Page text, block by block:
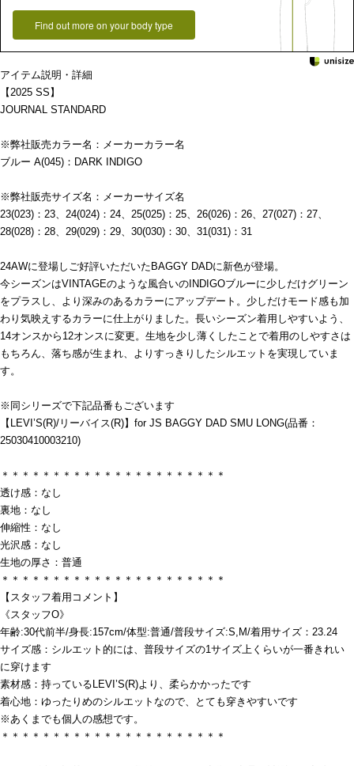
Find out more on your body type
アイテム説明・詳細
【2025 SS】
JOURNAL STANDARD
※弊社販売カラー名：メーカーカラー名
ブルー A(045)：DARK INDIGO
※弊社販売サイズ名：メーカーサイズ名
23(023)：23、24(024)：24、25(025)：25、26(026)：26、27(027)：27、
28(028)：28、29(029)：29、30(030)：30、31(031)：31
24AWに登場しご好評いただいたBAGGY DADに新色が登場。
今シーズンはVINTAGEのような風合いのINDIGOブルーに少しだけグリーン
をプラスし、より深みのあるカラーにアップデート。少しだけモード感も加
わり気映えするカラーに仕上がりました。長いシーズン着用しやすいよう、
14オンスから12オンスに変更。生地を少し薄くしたことで着用のしやすさは
もちろん、落ち感が生まれ、よりすっきりしたシルエットを実現していま
す。
※同シリーズで下記品番もございます
【LEVI’S(R)/リーバイス(R)】for JS BAGGY DAD SMU LONG(品番：
25030410003210)
＊＊＊＊＊＊＊＊＊＊＊＊＊＊＊＊＊＊＊＊＊＊
透け感：なし
裏地：なし
伸縮性：なし
光沢感：なし
生地の厚さ：普通
＊＊＊＊＊＊＊＊＊＊＊＊＊＊＊＊＊＊＊＊＊＊
【スタッフ着用コメント】
《スタッフO》
年齢:30代前半/身長:157cm/体型:普通/普段サイズ:S,M/着用サイズ：23.24
サイズ感：シルエット的には、普段サイズの1サイズ上くらいが一番きれい
に穿けます
素材感：持っているLEVI’S(R)より、柔らかかったです
着心地：ゆったりめのシルエットなので、とても穿きやすいです
※あくまでも個人の感想です。
＊＊＊＊＊＊＊＊＊＊＊＊＊＊＊＊＊＊＊＊＊＊